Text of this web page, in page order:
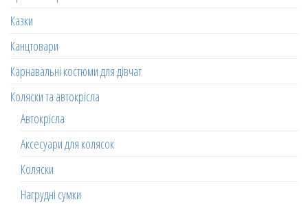
Казки
Канцтовари
Карнавальні костюми для дівчат
Коляски та автокрісла
Автокрісла
Аксесуари для колясок
Коляски
Нагрудні сумки